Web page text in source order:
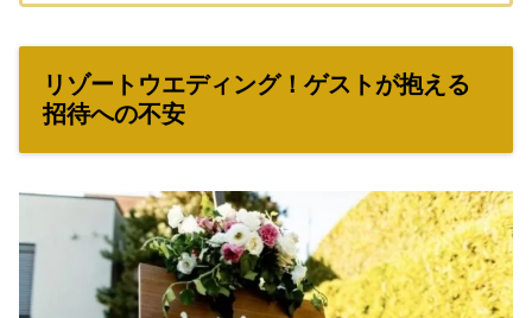
リゾートウエディング！ゲストが抱える
招待への不安